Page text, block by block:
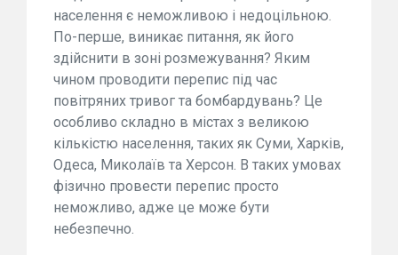
населення є неможливою і недоцільною.
По-перше, виникає питання, як його
здійснити в зоні розмежування? Яким
чином проводити перепис під час
повітряних тривог та бомбардувань? Це
особливо складно в містах з великою
кількістю населення, таких як Суми, Харків,
Одеса, Миколаїв та Херсон. В таких умовах
фізично провести перепис просто
неможливо, адже це може бути
небезпечно.